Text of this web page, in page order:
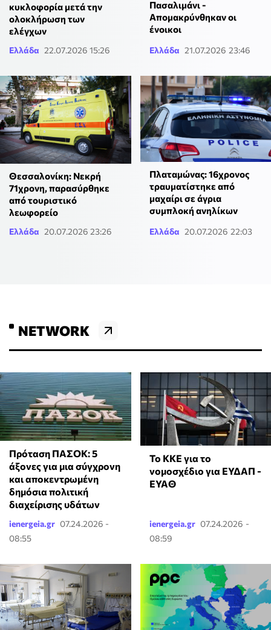
κυκλοφορία μετά την
ολοκλήρωση των
ελέγχων
Ελλάδα 22.07.2026 15:26
Πασαλιμάνι -
Απομακρύνθηκαν οι
ένοικοι
Ελλάδα 21.07.2026 23:46
Θεσσαλονίκη: Νεκρή
71χρονη, παρασύρθηκε
από τουριστικό
λεωφορείο
Ελλάδα 20.07.2026 23:26
Πλαταμώνας: 16χρονος
τραυματίστηκε από
μαχαίρι σε άγρια
συμπλοκή ανηλίκων
Ελλάδα 20.07.2026 22:03
NETWORK
Πρόταση ΠΑΣΟΚ: 5
άξονες για μια σύγχρονη
και αποκεντρωμένη
δημόσια πολιτική
διαχείρισης υδάτων
ienergeia.gr 07.24.2026 -
08:55
To KKE για το
νομοσχέδιο για ΕΥΔΑΠ -
ΕΥΑΘ
ienergeia.gr 07.24.2026 -
08:59